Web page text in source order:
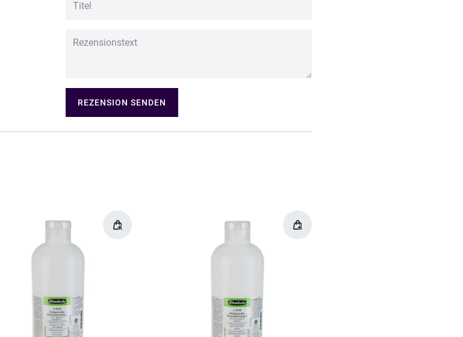
REZENSION SENDEN